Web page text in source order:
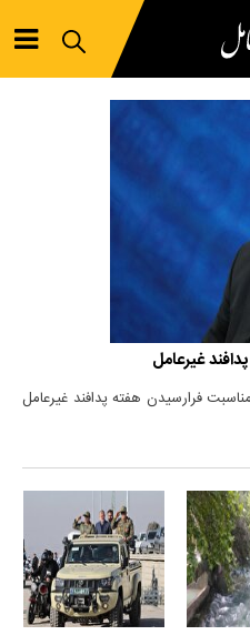
غیرعامل
مناسبت فرارسیدن هفته پدافند غیرعامل